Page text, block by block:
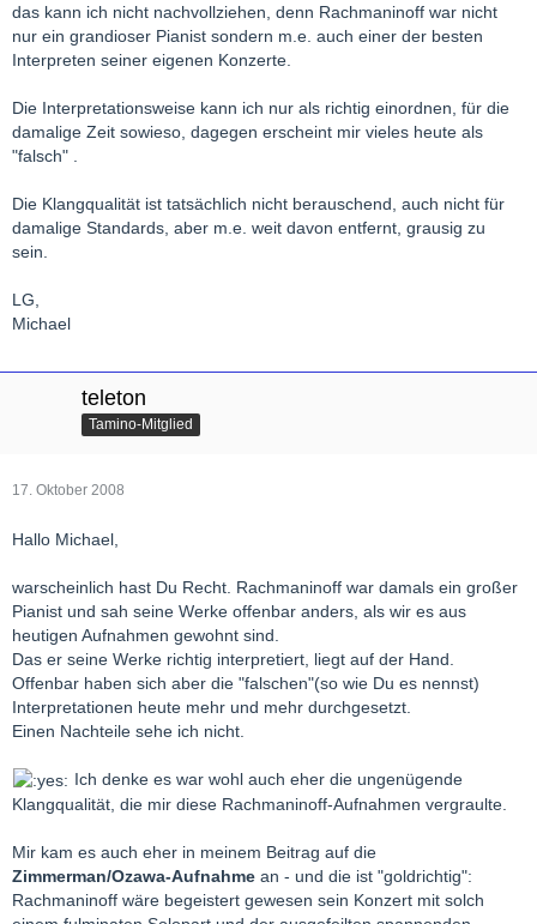
das kann ich nicht nachvollziehen, denn Rachmaninoff war nicht
nur ein grandioser Pianist sondern m.e. auch einer der besten
Interpreten seiner eigenen Konzerte.
Die Interpretationsweise kann ich nur als richtig einordnen, für die
damalige Zeit sowieso, dagegen erscheint mir vieles heute als
"falsch" .
Die Klangqualität ist tatsächlich nicht berauschend, auch nicht für
damalige Standards, aber m.e. weit davon entfernt, grausig zu
sein.
LG,
Michael
teleton
Tamino-Mitglied
17. Oktober 2008
Hallo Michael,
warscheinlich hast Du Recht. Rachmaninoff war damals ein großer
Pianist und sah seine Werke offenbar anders, als wir es aus
heutigen Aufnahmen gewohnt sind.
Das er seine Werke richtig interpretiert, liegt auf der Hand.
Offenbar haben sich aber die "falschen"(so wie Du es nennst)
Interpretationen heute mehr und mehr durchgesetzt.
Einen Nachteile sehe ich nicht.
Ich denke es war wohl auch eher die ungenügende
Klangqualität, die mir diese Rachmaninoff-Aufnahmen vergraulte.
Mir kam es auch eher in meinem Beitrag auf die
Zimmerman/Ozawa-Aufnahme an - und die ist "goldrichtig":
Rachmaninoff wäre begeistert gewesen sein Konzert mit solch